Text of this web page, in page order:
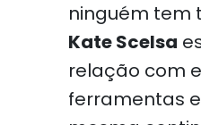
ninguém tem
Kate Scelsa
relação com
ferramentas